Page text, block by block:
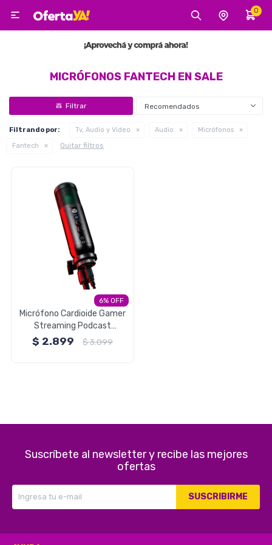
0

MICRÓFONOS FANTECH EN SALE
Recomendados
Filtrando por: Tv, Audio y Video Audio
Micrófonos
Fantech
Quitar filtros
6
Micrófono Cardioide Gamer
Streaming Podcast
Fantech Leviosa MCX01
$ 2.899 $3.099
Suscríbete al newsletter y recibe las mejores
ofertas
SUSCRIBIRME
MI CUENTA
Tecnología
Tv, Audio y Video
Gaming
Electrodomésticos
Pequeños electrodomésticos
Deportes y Tiempo Libre